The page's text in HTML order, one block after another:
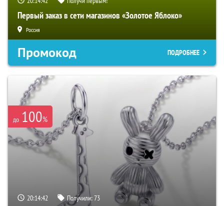
Первый заказ в сети магазинов «Золотое Яблоко»
Россия
Промокод ПОДРОБНЕЕ
до 100%
20:14:41 Получили:73